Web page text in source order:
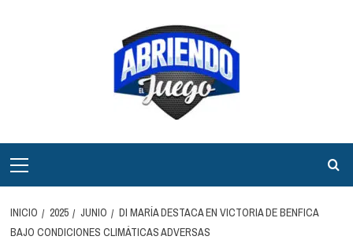
principal
INICIO 2025 JUNIO
DI MARÍA DESTACA EN VICTORIA DE BENFICA
BAJO CONDICIONES CLIMÁTICAS ADVERSAS